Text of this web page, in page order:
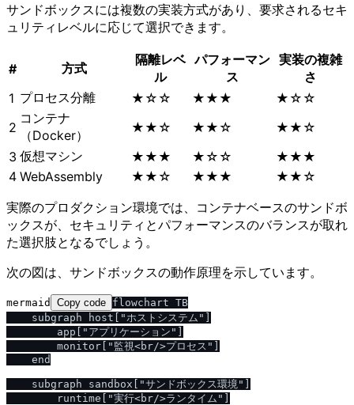
サンドボックスには複数の実装方式があり、要求されるセキ
ュリティレベルに応じて選択できます。
# 方式
隔離レベ
ル
パフォーマン
ス
実装の複雑
さ
1 プロセス分離 ★☆☆ ★★★
★☆☆
2
コンテナ
（Docker）
★★☆ ★★☆
★★☆
3 仮想マシン ★★★ ★☆☆
★★★
4 WebAssembly ★★☆ ★★★
★★☆
実際のプロダクション環境では、コンテナベースのサンドボ
ックスが、セキュリティとパフォーマンスのバランスが取れ
た選択肢となるでしょう。
次の図は、サンドボックスの動作原理を示しています。
mermaid Copy code flowchart TB
    subgraph host["ホストシステム"]
        app["アプリケーション"]
        monitor["監視<br/>プロセス"]
    end
    subgraph sandbox["サンドボックス環境"]
        runtime["実行<br/>ランタイム"]